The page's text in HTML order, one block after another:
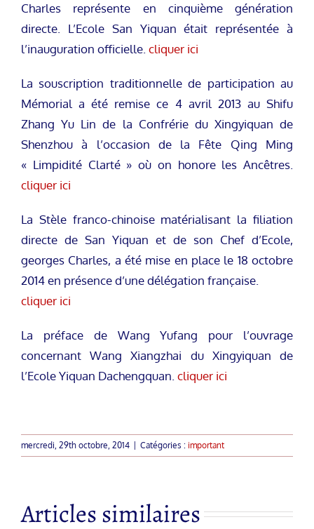
Charles représente en cinquième génération
directe. L’Ecole San Yiquan était représentée à
l’inauguration officielle. cliquer ici
La souscription traditionnelle de participation au
Mémorial a été remise ce 4 avril 2013 au Shifu
Zhang Yu Lin de la Confrérie du Xingyiquan de
Shenzhou à l’occasion de la Fête Qing Ming
« Limpidité Clarté » où on honore les Ancêtres.
cliquer ici
La Stèle franco-chinoise matérialisant la filiation
directe de San Yiquan et de son Chef d’Ecole,
georges Charles, a été mise en place le 18 octobre
2014 en présence d’une délégation française.
cliquer ici
La préface de Wang Yufang pour l’ouvrage
concernant Wang Xiangzhai du Xingyiquan de
l’Ecole Yiquan Dachengquan. cliquer ici
mercredi, 29th octobre, 2014 Catégories : important
Articles similaires